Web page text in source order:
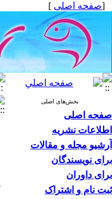
[صفحه اصلی ]
بخش‌های اصلی
صفحه اصلی
اطلاعات نشریه
آرشیو مجله و مقالات
برای نویسندگان
برای داوران
ثبت نام و اشتراک